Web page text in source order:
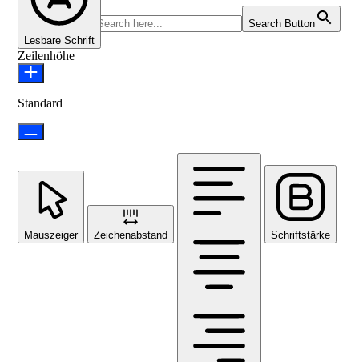
Search for: Search Button
Lesbare Schrift
Zeilenhöhe
Standard
Mauszeiger Zeichenabstand Schriftstärke